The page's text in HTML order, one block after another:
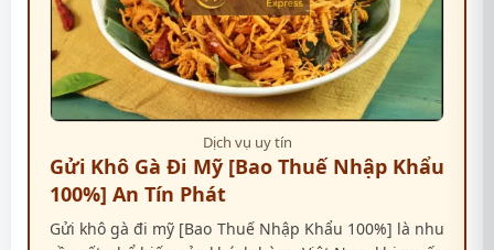
Dịch vụ uy tín
Gửi Khô Gà Đi Mỹ [Bao Thuế Nhập Khẩu
100%] An Tín Phát
Gửi khô gà đi mỹ [Bao Thuế Nhập Khẩu 100%] là nhu